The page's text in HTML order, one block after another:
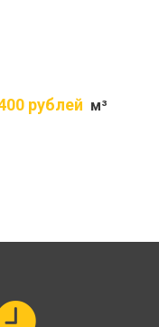
рублей м³